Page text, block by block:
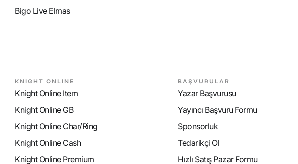
Bigo Live Elmas
KNIGHT ONLINE
Knight Online Item
Knight Online GB
Knight Online Char/Ring
Knight Online Cash
Knight Online Premium
BAŞVURULAR
Yazar Başvurusu
Yayıncı Başvuru Formu
Sponsorluk
Tedarikçi Ol
Hızlı Satış Pazar Formu